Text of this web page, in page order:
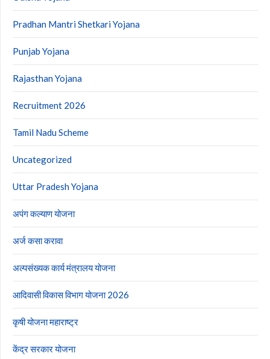
Pradhan Mantri Shetkari Yojana
Punjab Yojana
Rajasthan Yojana
Recruitment 2026
Tamil Nadu Scheme
Uncategorized
Uttar Pradesh Yojana
अपंग कल्याण योजना
अर्ज कसा करावा
अल्पसंख्यक कार्य मंत्रालय योजना
आदिवासी विकास विभाग योजना 2026
कृषी योजना महाराष्ट्र
केंद्र सरकार योजना